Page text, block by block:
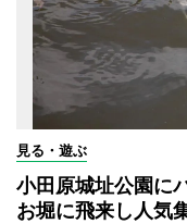
見る・遊ぶ
小田原城址公園に
お堀に飛来し人気